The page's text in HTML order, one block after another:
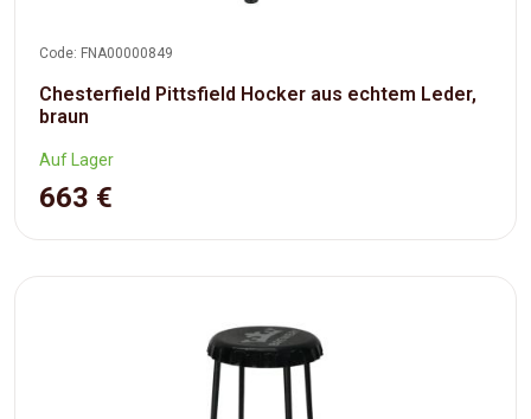
Code: FNA00000849
Chesterfield Pittsfield Hocker aus echtem Leder,
braun
Auf Lager
663 €